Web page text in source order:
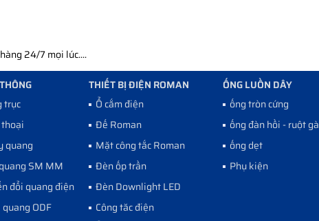
24/7 mọi lúc....
trục
quang
SM MM
đổi quang điện
ODF
THIẾT BỊ ĐIỆN ROMAN
Ổ cắm điện
Đế Roman
Mặt công tắc Roman
Đèn ốp trần
Đèn Downlight LED
Công tăc điện
ỐNG LUỒN DÂY
ống tròn cứng
ống đàn hồi - ruột gà
ống dẹt
Phụ kiện